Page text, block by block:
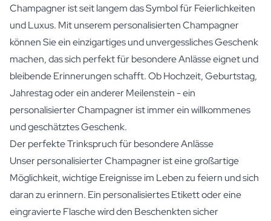
Champagner ist seit langem das Symbol für Feierlichkeiten
und Luxus. Mit unserem personalisierten Champagner
können Sie ein einzigartiges und unvergessliches Geschenk
machen, das sich perfekt für besondere Anlässe eignet und
bleibende Erinnerungen schafft. Ob Hochzeit, Geburtstag,
Jahrestag oder ein anderer Meilenstein - ein
personalisierter Champagner ist immer ein willkommenes
und geschätztes Geschenk.
Der perfekte Trinkspruch für besondere Anlässe
Unser personalisierter Champagner ist eine großartige
Möglichkeit, wichtige Ereignisse im Leben zu feiern und sich
daran zu erinnern. Ein personalisiertes Etikett oder eine
eingravierte Flasche wird den Beschenkten sicher